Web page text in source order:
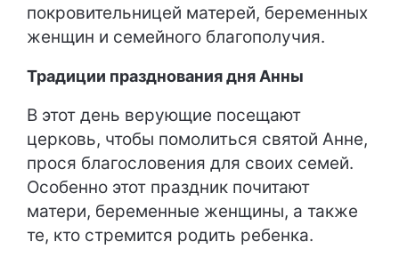
покровительницей матерей, беременных
женщин и семейного благополучия.
Традиции празднования дня Анны
В этот день верующие посещают
церковь, чтобы помолиться святой Анне,
прося благословения для своих семей.
Особенно этот праздник почитают
матери, беременные женщины, а также
те, кто стремится родить ребенка.